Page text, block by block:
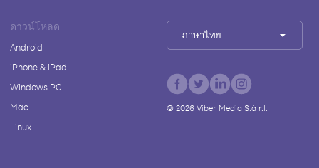
ดาวน์โหลด
Android
iPhone & iPad
Windows PC
Mac
Linux
ภาษาไทย
© 2026Viber Media S.à r.l.